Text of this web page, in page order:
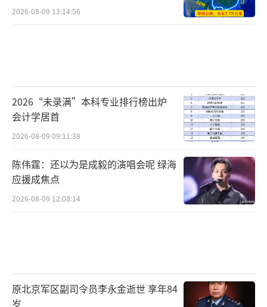
2026-08-09 13:14:56
2026“未录满”本科专业排行榜出炉
会计学居首
2026-08-09 09:11:38
陈伟霆：还以为是成毅的演唱会呢 绿海
应援成焦点
2026-08-09 12:08:14
原北京军区副司令员李永金逝世 享年84
岁